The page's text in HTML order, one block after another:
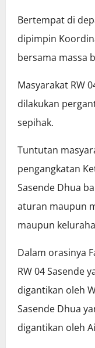
Bertempat di
dipimpin
bersama massa
Masyarakat RW
dilakukan
sepihak.
Tuntutan
pengangkatan
Sasende Dhua
aturan maupun
maupun
Dalam orasinya
RW 04 Sasende
digantikan oleh
Sasende Dhua
digantikan oleh